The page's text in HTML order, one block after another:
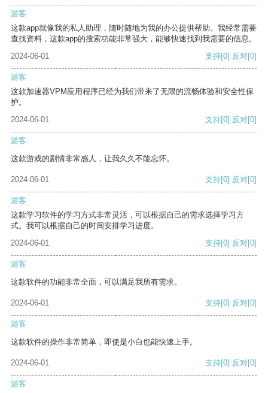
游客
这款app就像我的私人助理，随时随地为我的办公提供帮助。我经常需要
查找资料，这款app的搜索功能非常强大，能够快速找到我需要的信息。
2024-06-01
支持[0] 反对[0]
游客
这款加速器VPM应用程序已经为我们带来了无限的流畅体验和安全性保
护。
2024-06-01
支持[0] 反对[0]
游客
这款游戏的剧情非常感人，让我久久不能忘怀。
2024-06-01 支持[0] 反对[0]
游客
这款学习软件的学习方式非常灵活，可以根据自己的需求选择学习方
式。我可以根据自己的时间安排学习进度。
2024-06-01
支持[0] 反对[0]
游客
这款软件的功能非常全面，可以满足我所有需求。
2024-06-01 支持[0] 反对[0]
游客
这款软件的操作非常简单，即使是小白也能快速上手。
2024-06-01 支持[0] 反对[0]
游客